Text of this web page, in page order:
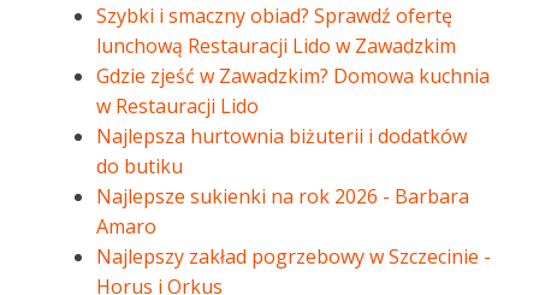
Szybki i smaczny obiad? Sprawdź ofertę
lunchową Restauracji Lido w Zawadzkim
Gdzie zjeść w Zawadzkim? Domowa kuchnia
w Restauracji Lido
Najlepsza hurtownia biżuterii i dodatków
do butiku
Najlepsze sukienki na rok 2026 - Barbara
Amaro
Najlepszy zakład pogrzebowy w Szczecinie -
Horus i Orkus